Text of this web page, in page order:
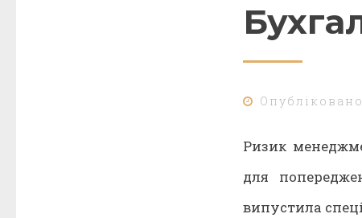
Опубліковано
Ризик
для
випустила